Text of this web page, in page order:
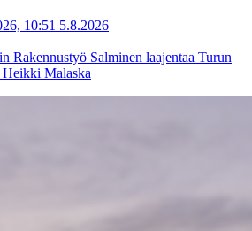
10:51 5.8.2026
Rakennustyö Salminen laajentaa Turun
Heikki Malaska